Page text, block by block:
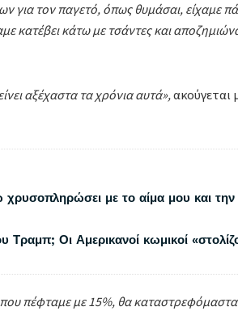
για τον παγετό, όπως θυμάσαι, είχαμε
κατέβει κάτω με τσάντες και
αξέχαστα τα χρόνια αυτά»,ακούγεται
με το αίμα μου και την
Τραμπ; Οι Αμερικανοί κωμικοί
που πέφταμε με 15%, θα